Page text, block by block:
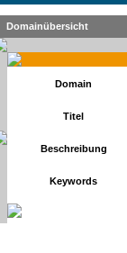
Domainübersicht
Domain
Titel
Beschreibung
Keywords